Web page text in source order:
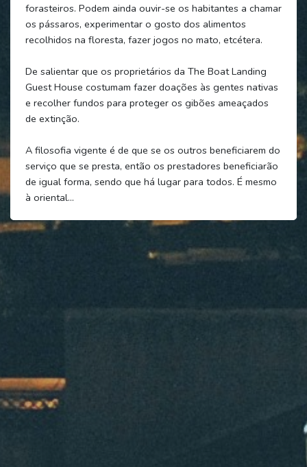
forasteiros. Podem ainda ouvir-se os habitantes a chamar
os pássaros, experimentar o gosto dos alimentos
recolhidos na floresta, fazer jogos no mato, etcétera.
De salientar que os proprietários da The Boat Landing
Guest House costumam fazer doações às gentes nativas
e recolher fundos para proteger os gibões ameaçados
de extinção.
A filosofia vigente é de que se os outros beneficiarem do
serviço que se presta, então os prestadores beneficiarão
de igual forma, sendo que há lugar para todos. É mesmo
à oriental…